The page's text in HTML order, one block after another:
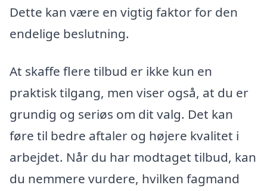
Dette kan være en vigtig faktor for den
endelige beslutning.
At skaffe flere tilbud er ikke kun en
praktisk tilgang, men viser også, at du er
grundig og seriøs om dit valg. Det kan
føre til bedre aftaler og højere kvalitet i
arbejdet. Når du har modtaget tilbud, kan
du nemmere vurdere, hvilken fagmand